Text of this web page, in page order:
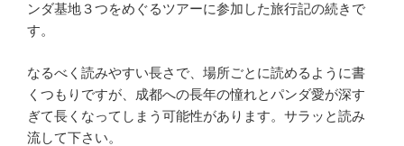
ンダ基地３つをめぐるツアーに参加した旅行記の続きで
す。
なるべく読みやすい長さで、場所ごとに読めるように書
くつもりですが、成都への長年の憧れとパンダ愛が深す
ぎて長くなってしまう可能性があります。サラッと読み
流して下さい。